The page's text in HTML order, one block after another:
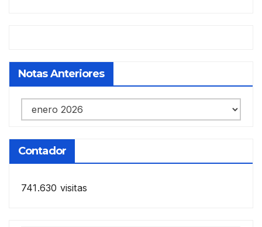
Notas Anteriores
Notas
anteriores
Contador
741.630 visitas